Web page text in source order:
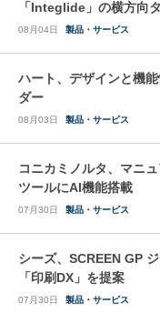
「Integlide」の横方向
08月04日 製品・サービス
ハート、デザインと機
ダー
08月03日 製品・サービス
コニカミノルタ、マニ
ツールにAI機能搭載
07月30日 製品・サービス
シーズ、SCREEN GP
「印刷DX」を提案
07月30日 製品・サービス